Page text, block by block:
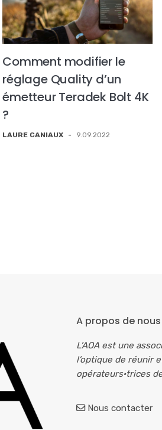
Comment modifier le
réglage Quality d’un
émetteur Teradek Bolt 4K
?
LAURE CANIAUX - 9.09.2022
A propos de nous
L’AOA est une
l’optique de réunir
opérateurs·trices
Nous contacter